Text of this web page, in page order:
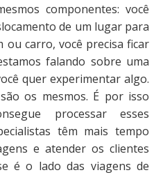
componentes: você
de um lugar para
ou carro, você precisa ficar
falando sobre uma
quer experimentar algo.
os mesmos. É por isso
processar esses
têm mais tempo
e atender os clientes
é o lado das viagens de